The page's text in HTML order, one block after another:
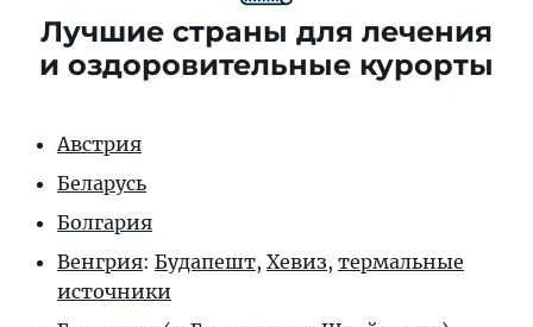
Лучшие страны для лечения
и оздоровительные курорты
Австрия
Беларусь
Болгария
Венгрия: Будапешт, Хевиз, термальные
источники